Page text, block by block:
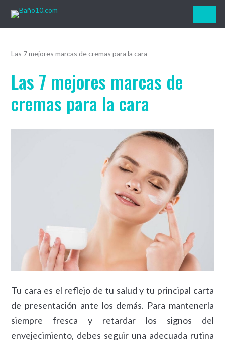
Baño10.com
Las 7 mejores marcas de cremas para la cara
Las 7 mejores marcas de
cremas para la cara
Tu cara es el reflejo de tu salud y tu principal carta
de presentación ante los demás. Para mantenerla
siempre fresca y retardar los signos del
envejecimiento, debes seguir una adecuada rutina